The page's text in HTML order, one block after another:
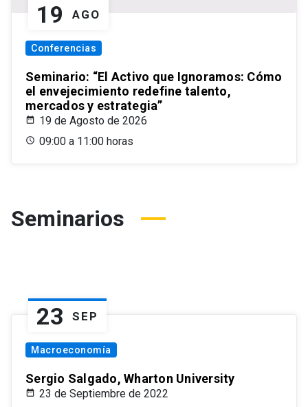
19 AGO
Conferencias
Seminario: “El Activo que Ignoramos: Cómo
el envejecimiento redefine talento,
mercados y estrategia”
19 de Agosto de 2026
09:00 a 11:00 horas
Seminarios
23 SEP
Macroeconomía
Sergio Salgado, Wharton University
23 de Septiembre de 2022